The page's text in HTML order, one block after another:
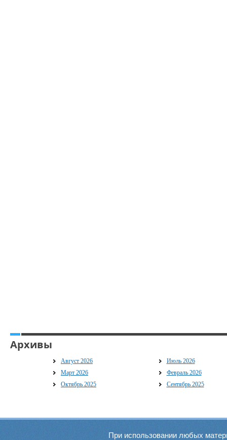
Архивы
Август 2026
Июль 2026
Март 2026
Февраль 2026
Октябрь 2025
Сентябрь 2025
При использовании любых